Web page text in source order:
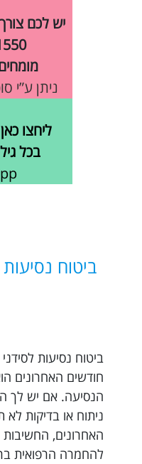
יש לכם
ניתן ע”י
ליחצו
בכל
ביטוח
חודשים האחרונים
הנסיעה. אם יש לך
האחרונים,
להחמרה הרפואית